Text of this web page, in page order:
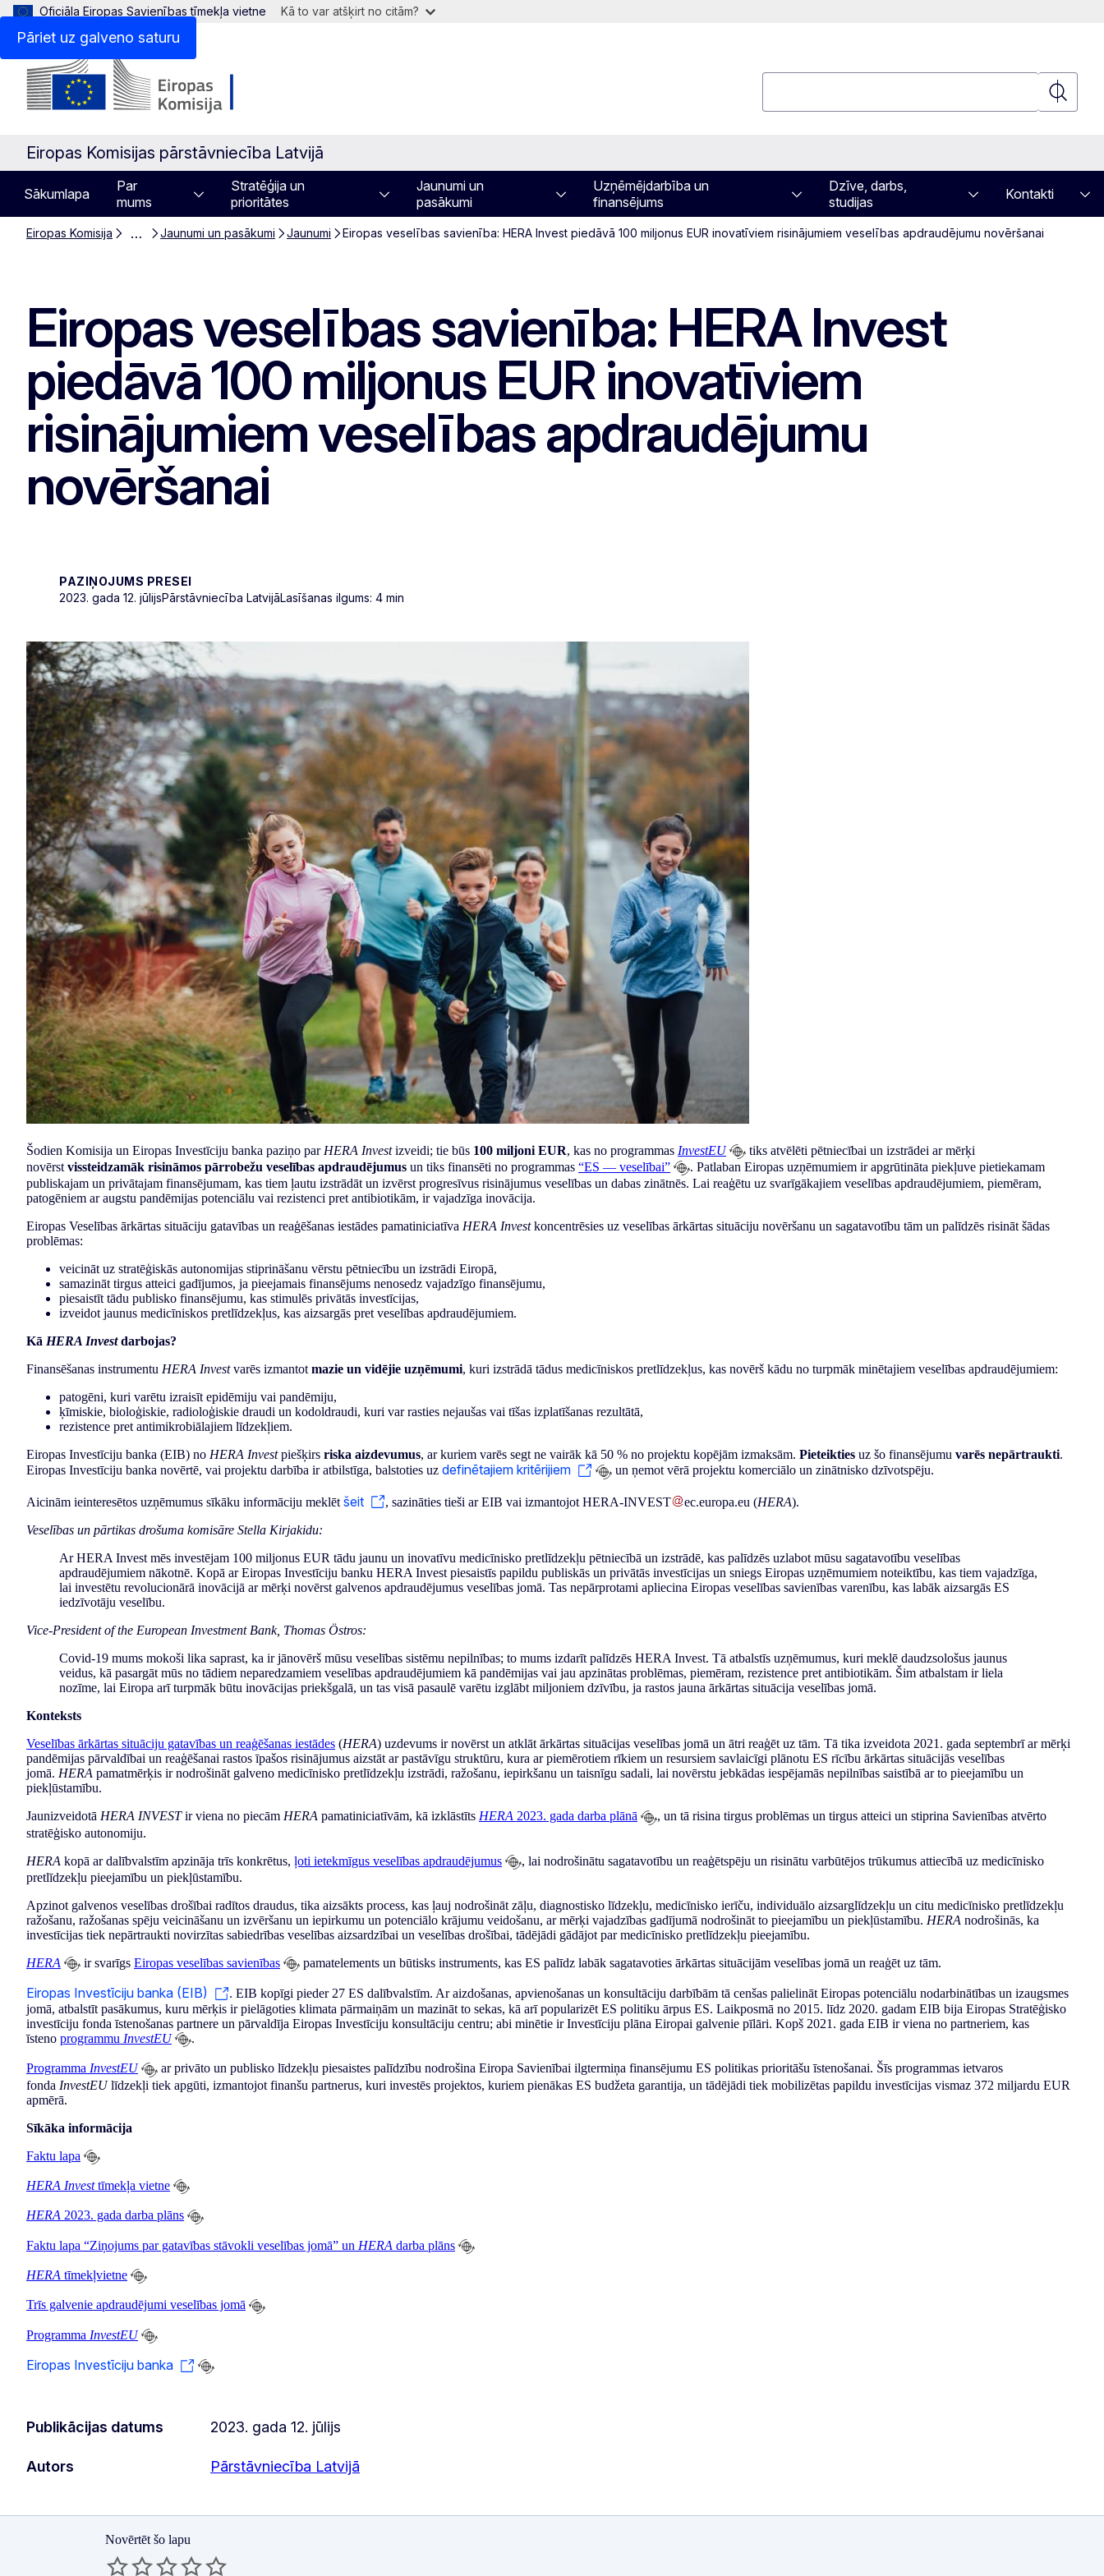
Pāriet uz galveno saturu
Oficiāla Eiropas Savienības tīmekļa vietne Kā to var atšķirt no citām?
Meklēt
Eiropas Komisijas pārstāvniecība Latvijā
Sākumlapa
Par
mums
Stratēģija un
prioritātes
Jaunumi un
pasākumi
Uzņēmējdarbība un
finansējums
Dzīve, darbs,
studijas
Kontakti
Eiropas Komisija … Jaunumi un pasākumi Jaunumi Eiropas veselības savienība: HERA Invest piedāvā 100 miljonus EUR inovatīviem risinājumiem veselības apdraudējumu novēršanai
Eiropas veselības savienība: HERA Invest
piedāvā 100 miljonus EUR inovatīviem
risinājumiem veselības apdraudējumu
novēršanai
PAZIŅOJUMS PRESEI
2023. gada 12. jūlijsPārstāvniecība LatvijāLasīšanas ilgums: 4 min
Šodien Komisija un Eiropas Investīciju banka paziņo par HERA Investizveidi; tie būs 100 miljoni EUR, kas no programmas InvestEU
tiks atvēlēti pētniecībai un izstrādei ar mērķi
novērst vissteidzamāk risināmos pārrobežu veselības apdraudējumus un tiks finansēti no programmas “ES — veselībai”
. Patlaban Eiropas uzņēmumiem ir apgrūtināta piekļuve pietiekamam
publiskajam un privātajam finansējumam, kas tiem ļautu izstrādāt un izvērst progresīvus risinājumus veselības un dabas zinātnēs. Lai reaģētu uz svarīgākajiem veselības apdraudējumiem, piemēram,
patogēniem ar augstu pandēmijas potenciālu vai rezistenci pret antibiotikām, ir vajadzīga inovācija.
Eiropas Veselības ārkārtas situāciju gatavības un reaģēšanas iestādes pamatiniciatīva HERA Investkoncentrēsies uz veselības ārkārtas situāciju novēršanu un sagatavotību tām un palīdzēs risināt šādas
problēmas:
veicināt uz stratēģiskās autonomijas stiprināšanu vērstu pētniecību un izstrādi Eiropā,
samazināt tirgus atteici gadījumos, ja pieejamais finansējums nenosedz vajadzīgo finansējumu,
piesaistīt tādu publisko finansējumu, kas stimulēs privātās investīcijas,
izveidot jaunus medicīniskos pretlīdzekļus, kas aizsargās pret veselības apdraudējumiem.
Kā HERA Investdarbojas?
Finansēšanas instrumentu HERA Investvarēs izmantot mazie un vidējie uzņēmumi, kuri izstrādā tādus medicīniskos pretlīdzekļus, kas novērš kādu no turpmāk minētajiem veselības apdraudējumiem:
patogēni, kuri varētu izraisīt epidēmiju vai pandēmiju,
ķīmiskie, bioloģiskie, radioloģiskie draudi un kodoldraudi, kuri var rasties nejaušas vai tīšas izplatīšanas rezultātā,
rezistence pret antimikrobiālajiem līdzekļiem.
Eiropas Investīciju banka (EIB) no HERA Investpiešķirs riska aizdevumus, ar kuriem varēs segt ne vairāk kā 50 % no projektu kopējām izmaksām. Pieteikties uz šo finansējumu varēs nepārtraukti.
Eiropas Investīciju banka novērtē, vai projektu darbība ir atbilstīga, balstoties uz definētajiem kritērijiem un ņemot vērā projektu komerciālo un zinātnisko dzīvotspēju.
Aicinām ieinteresētos uzņēmumus sīkāku informāciju meklēt šeit , sazināties tieši ar EIB vai izmantojot HERA-INVEST ec.europa.eu (HERA).
Veselības un pārtikas drošuma komisāre Stella Kirjakidu:
Ar HERA Invest mēs investējam 100 miljonus EUR tādu jaunu un inovatīvu medicīnisko pretlīdzekļu pētniecībā un izstrādē, kas palīdzēs uzlabot mūsu sagatavotību veselības
apdraudējumiem nākotnē. Kopā ar Eiropas Investīciju banku HERA Invest piesaistīs papildu publiskās un privātās investīcijas un sniegs Eiropas uzņēmumiem noteiktību, kas tiem vajadzīga,
lai investētu revolucionārā inovācijā ar mērķi novērst galvenos apdraudējumus veselības jomā. Tas nepārprotami apliecina Eiropas veselības savienības varenību, kas labāk aizsargās ES
iedzīvotāju veselību.
Vice-President of the European Investment Bank, Thomas Östros:
Covid-19 mums mokoši lika saprast, ka ir jānovērš mūsu veselības sistēmu nepilnības; to mums izdarīt palīdzēs HERA Invest. Tā atbalstīs uzņēmumus, kuri meklē daudzsološus jaunus
veidus, kā pasargāt mūs no tādiem neparedzamiem veselības apdraudējumiem kā pandēmijas vai jau apzinātas problēmas, piemēram, rezistence pret antibiotikām. Šim atbalstam ir liela
nozīme, lai Eiropa arī turpmāk būtu inovācijas priekšgalā, un tas visā pasaulē varētu izglābt miljoniem dzīvību, ja rastos jauna ārkārtas situācija veselības jomā.
Konteksts
Veselības ārkārtas situāciju gatavības un reaģēšanas iestādes (HERA) uzdevums ir novērst un atklāt ārkārtas situācijas veselības jomā un ātri reaģēt uz tām. Tā tika izveidota 2021. gada septembrī ar mērķi
pandēmijas pārvaldībai un reaģēšanai rastos īpašos risinājumus aizstāt ar pastāvīgu struktūru, kura ar piemērotiem rīkiem un resursiem savlaicīgi plānotu ES rīcību ārkārtas situācijās veselības
jomā. HERA pamatmērķis ir nodrošināt galveno medicīnisko pretlīdzekļu izstrādi, ražošanu, iepirkšanu un taisnīgu sadali, lai novērstu jebkādas iespējamās nepilnības saistībā ar to pieejamību un
piekļūstamību.
Jaunizveidotā HERA INVESTir viena no piecām HERA pamatiniciatīvām, kā izklāstīts HERA 2023. gada darba plānā
, un tā risina tirgus problēmas un tirgus atteici un stiprina Savienības atvērto
stratēģisko autonomiju.
HERA kopā ar dalībvalstīm apzināja trīs konkrētus, ļoti ietekmīgus veselības apdraudējumus
, lai nodrošinātu sagatavotību un reaģētspēju un risinātu varbūtējos trūkumus attiecībā uz medicīnisko
pretlīdzekļu pieejamību un piekļūstamību.
Apzinot galvenos veselības drošībai radītos draudus, tika aizsākts process, kas ļauj nodrošināt zāļu, diagnostisko līdzekļu, medicīnisko ierīču, individuālo aizsarglīdzekļu un citu medicīnisko pretlīdzekļu
ražošanu, ražošanas spēju veicināšanu un izvēršanu un iepirkumu un potenciālo krājumu veidošanu, ar mērķi vajadzības gadījumā nodrošināt to pieejamību un piekļūstamību. HERA nodrošinās, ka
investīcijas tiek nepārtraukti novirzītas sabiedrības veselības aizsardzībai un veselības drošībai, tādējādi gādājot par medicīnisko pretlīdzekļu pieejamību.
HERA
ir svarīgs Eiropas veselības savienības pamatelements un būtisks instruments, kas ES palīdz labāk sagatavoties ārkārtas situācijām veselības jomā un reaģēt uz tām.
Eiropas Investīciju banka (EIB)
. EIB kopīgi pieder 27 ES dalībvalstīm. Ar aizdošanas, apvienošanas un konsultāciju darbībām tā cenšas palielināt Eiropas potenciālu nodarbinātības un izaugsmes
jomā, atbalstīt pasākumus, kuru mērķis ir pielāgoties klimata pārmaiņām un mazināt to sekas, kā arī popularizēt ES politiku ārpus ES. Laikposmā no 2015. līdz 2020. gadam EIB bija Eiropas Stratēģisko
investīciju fonda īstenošanas partnere un pārvaldīja Eiropas Investīciju konsultāciju centru; abi minētie ir Investīciju plāna Eiropai galvenie pīlāri. Kopš 2021. gada EIB ir viena no partneriem, kas
īsteno programmu InvestEU .
Programma InvestEU
ar privāto un publisko līdzekļu piesaistes palīdzību nodrošina Eiropa Savienībai ilgtermiņa finansējumu ES politikas prioritāšu īstenošanai. Šīs programmas ietvaros
fonda InvestEUlīdzekļi tiek apgūti, izmantojot finanšu partnerus, kuri investēs projektos, kuriem pienākas ES budžeta garantija, un tādējādi tiek mobilizētas papildu investīcijas vismaz 372 miljardu EUR
apmērā.
Sīkāka informācija
Faktu lapa
HERA Investtīmekļa vietne
HERA 2023. gada darba plāns
Faktu lapa “Ziņojums par gatavības stāvokli veselības jomā” un HERA darba plāns
HERA tīmekļvietne
Trīs galvenie apdraudējumi veselības jomā
Programma InvestEU
Eiropas Investīciju banka
Publikācijas datums 2023. gada 12. jūlijs
Autors Pārstāvniecība Latvijā
Novērtēt šo lapu